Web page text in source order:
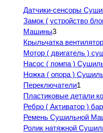
Датчики-сенсоры
Замок ( устройство
Машины3
Крыльчатка
Мотор ( двигатель )
Насос ( помпа )
Ножка ( опора )
Переключатели1
Пластиковые детали
Ребро ( Активатор )
Ремень Сушильной
Ролик натяжной